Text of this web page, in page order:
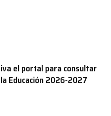
el portal para consultar
Educación 2026-2027